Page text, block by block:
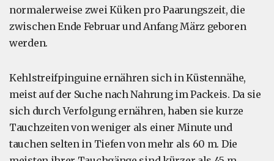
normalerweise zwei Küken pro Paarungszeit, die
zwischen Ende Februar und Anfang März geboren
werden.
Kehlstreifpinguine ernähren sich in Küstennähe,
meist auf der Suche nach Nahrung im Packeis. Da sie
sich durch Verfolgung ernähren, haben sie kurze
Tauchzeiten von weniger als einer Minute und
tauchen selten in Tiefen von mehr als 60 m. Die